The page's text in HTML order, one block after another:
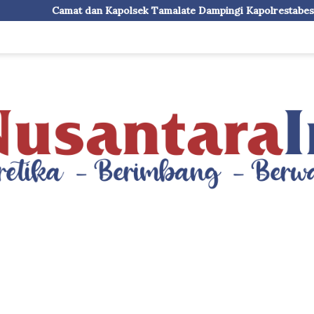
Tamalate Dampingi Kapolrestabes Makassar Serahkan